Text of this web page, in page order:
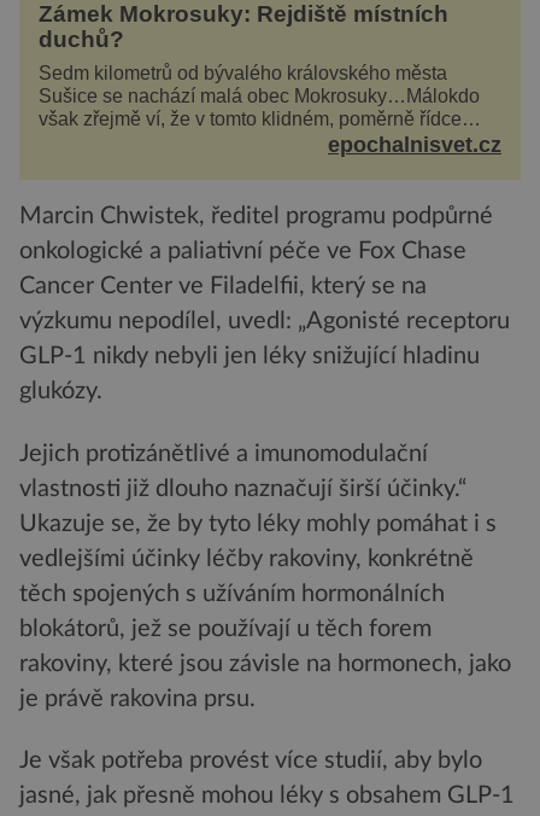
Zámek Mokrosuky: Rejdiště místních
duchů?
Sedm kilometrů od bývalého královského města
Sušice se nachází malá obec Mokrosuky…Málokdo
však zřejmě ví, že v tomto klidném, poměrně řídce
navštěvovaném koutu vesnické Šumavy se nachází
epochalnisvet.cz
Marcin Chwistek, ředitel programu podpůrné
onkologické a paliativní péče ve Fox Chase
Cancer Center ve Filadelfii, který se na
výzkumu nepodílel, uvedl: „Agonisté receptoru
GLP-1 nikdy nebyli jen léky snižující hladinu
glukózy.
Jejich protizánětlivé a imunomodulační
vlastnosti již dlouho naznačují širší účinky.“
Ukazuje se, že by tyto léky mohly pomáhat i s
vedlejšími účinky léčby rakoviny, konkrétně
těch spojených s užíváním hormonálních
blokátorů, jež se používají u těch forem
rakoviny, které jsou závisle na hormonech, jako
je právě rakovina prsu.
Je však potřeba provést více studií, aby bylo
jasné, jak přesně mohou léky s obsahem GLP-1